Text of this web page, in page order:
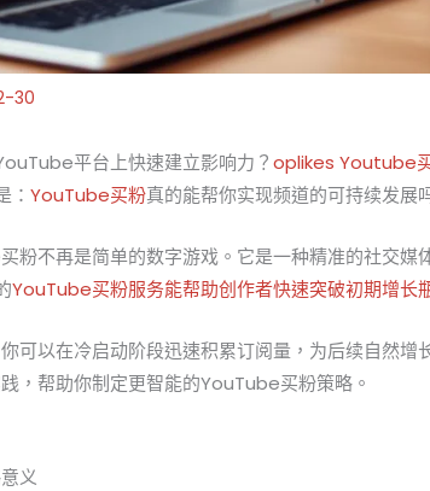
30
平台上快速建立影响力？oplikes Youtube
：YouTube买粉真的能帮你实现频道的可持续发展
粉不再是简单的数字游戏。它是一种精准的社交媒
YouTube买粉服务能帮助创作者快速突破初期增长
可以在冷启动阶段迅速积累订阅量，为后续自然增
，帮助你制定更智能的YouTube买粉策略。
义